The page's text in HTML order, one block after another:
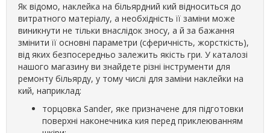
Як відомо, наклейка на більярдний кий відноситься до
витратного матеріалу, а необхідність її заміни може
виникнути не тільки внаслідок зносу, а й за бажання
змінити її основні параметри (сферичність, жорсткість),
від яких безпосередньо залежить якість гри. У каталозі
нашого магазину ви знайдете різні інструменти для
ремонту більярду, у тому числі для заміни наклейки на
кий, наприклад:
торцовка Sander, яке призначене для підготовки
поверхні наконечника кия перед приклеюванням